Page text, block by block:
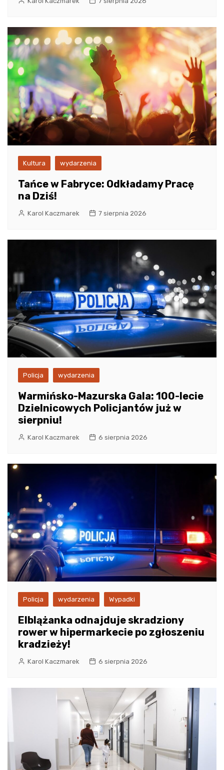
Kultura wydarzenia
Tańce w Fabryce: Odkładamy Pracę
na Dziś!
Karol Kaczmarek 7 sierpnia 2026
Policja wydarzenia
Warmińsko-Mazurska Gala: 100-lecie
Dzielnicowych Policjantów już w
sierpniu!
Karol Kaczmarek 6 sierpnia 2026
Policja wydarzenia Wypadki
Elblążanka odnajduje skradziony
rower w hipermarkecie po zgłoszeniu
kradzieży!
Karol Kaczmarek 6 sierpnia 2026